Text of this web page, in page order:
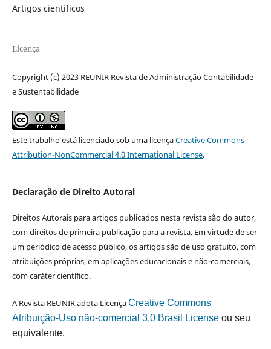
Artigos científicos
Licença
Copyright (c) 2023 REUNIR Revista de Administração Contabilidade
e Sustentabilidade
Este trabalho está licenciado sob uma licençaCreative Commons
Attribution-NonCommercial 4.0 International License.
Declaração de Direito Autoral
Direitos Autorais para artigos publicados nesta revista são do autor,
com direitos de primeira publicação para a revista. Em virtude de ser
um periódico de acesso público, os artigos são de uso gratuito, com
atribuições próprias, em aplicações educacionais e não-comerciais,
com caráter científico.
A Revista REUNIR adota LicençaCreative Commons
Atribuição-Uso não-comercial 3.0 Brasil Licenseou seu
equivalente.